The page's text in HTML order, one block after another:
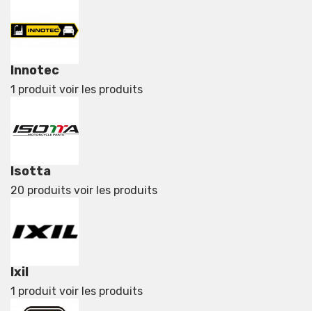
Innotec
1 produit voir les produits
Isotta
20 produits voir les produits
Ixil
1 produit voir les produits